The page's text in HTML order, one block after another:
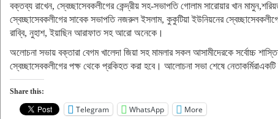
বক্তব্য রাখেন, স্বেচ্ছাসেবকলীগের কেন্দ্রীয় সহ-সভাপতি গোলাম সারোয়ার খান
স্বেচ্ছাসেবকলীগের সাবেক সভাপতি নজরুল ইসলাম, কুকুটিয়া ইউনিয়নের
রাব্বি, নুহাশ, ইয়াছিন আরাফাত সহ আরো অনেকে।
অলোচনা সভায় বক্তারা বেগম খালেদা জিয়া সহ মামলার সকল আসামীদেরকে সর্বোচ্চ
স্বেচ্ছাসেবকলীগের পক্ষ থেকে প্রকিহত করা হবে। আলোচনা সভা শেষে
Share this:
Telegram WhatsApp More